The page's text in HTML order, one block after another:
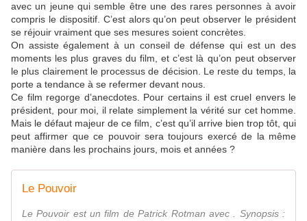
avec un jeune qui semble être une des rares personnes à avoir
compris le dispositif. C’est alors qu’on peut observer le président
se réjouir vraiment que ses mesures soient concrètes.
On assiste également à un conseil de défense qui est un des
moments les plus graves du film, et c’est là qu’on peut observer
le plus clairement le processus de décision. Le reste du temps, la
porte a tendance à se refermer devant nous.
Ce film regorge d’anecdotes. Pour certains il est cruel envers le
président, pour moi, il relate simplement la vérité sur cet homme.
Mais le défaut majeur de ce film, c’est qu’il arrive bien trop tôt, qui
peut affirmer que ce pouvoir sera toujours exercé de la même
manière dans les prochains jours, mois et années ?
Le Pouvoir
Le Pouvoir est un film de Patrick Rotman avec . Synopsis :